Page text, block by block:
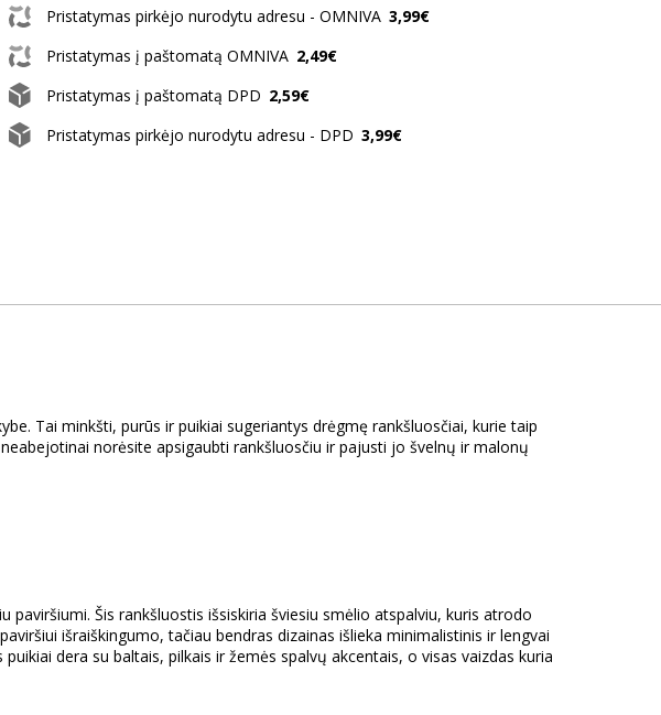
Pristatymas pirkėjo nurodytu adresu - OMNIVA 3,99€
Pristatymas į paštomatą OMNIVA 2,49€
Pristatymas į paštomatą DPD 2,59€
Pristatymas pirkėjo nurodytu adresu - DPD 3,99€
Tai minkšti, purūs ir puikiai sugeriantys drėgmę rankšluosčiai, kurie taip
norėsite apsigaubti rankšluosčiu ir pajusti jo švelnų ir malonų
paviršiumi. Šis rankšluostis išsiskiria šviesiu smėlio atspalviu, kuris atrodo
išraiškingumo, tačiau bendras dizainas išlieka minimalistinis ir lengvai
dera su baltais, pilkais ir žemės spalvų akcentais, o visas vaizdas kuria